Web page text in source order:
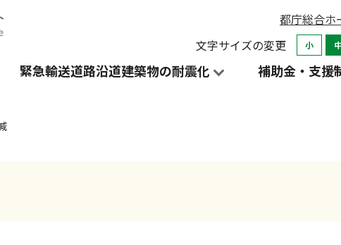
都庁総合ホ
文字サイズの変更
小
緊急輸送道路沿道建築物の耐震化 補助金・支援